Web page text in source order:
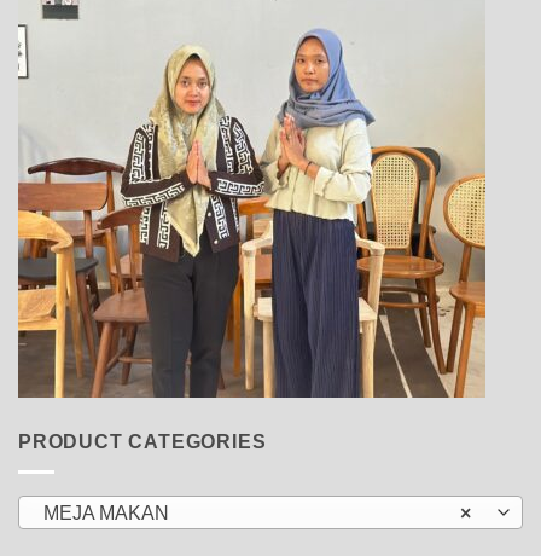
PRODUCT CATEGORIES
×
MEJA MAKAN